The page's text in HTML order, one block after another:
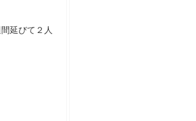
延びて２人